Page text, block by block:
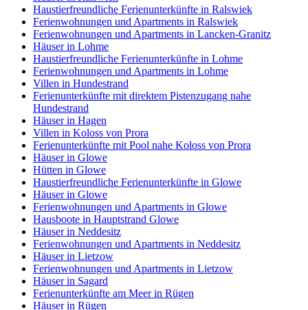
Haustierfreundliche Ferienunterkünfte in Ralswiek
Ferienwohnungen und Apartments in Ralswiek
Ferienwohnungen und Apartments in Lancken-Granitz
Häuser in Lohme
Haustierfreundliche Ferienunterkünfte in Lohme
Ferienwohnungen und Apartments in Lohme
Villen in Hundestrand
Ferienunterkünfte mit direktem Pistenzugang nahe
Hundestrand
Häuser in Hagen
Villen in Koloss von Prora
Ferienunterkünfte mit Pool nahe Koloss von Prora
Häuser in Glowe
Hütten in Glowe
Haustierfreundliche Ferienunterkünfte in Glowe
Häuser in Glowe
Ferienwohnungen und Apartments in Glowe
Hausboote in Hauptstrand Glowe
Häuser in Neddesitz
Ferienwohnungen und Apartments in Neddesitz
Häuser in Lietzow
Ferienwohnungen und Apartments in Lietzow
Häuser in Sagard
Ferienunterkünfte am Meer in Rügen
Häuser in Rügen